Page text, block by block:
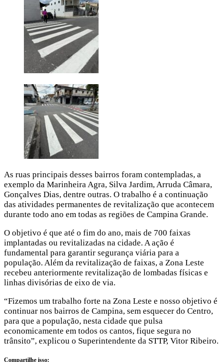
As ruas principais desses bairros foram contempladas, a
exemplo da Marinheira Agra, Silva Jardim, Arruda Câmara,
Gonçalves Dias, dentre outras. O trabalho é a continuação
das atividades permanentes de revitalização que acontecem
durante todo ano em todas as regiões de Campina Grande.
O objetivo é que até o fim do ano, mais de 700 faixas
implantadas ou revitalizadas na cidade. A ação é
fundamental para garantir segurança viária para a
população. Além da revitalização de faixas, a Zona Leste
recebeu anteriormente revitalização de lombadas físicas e
linhas divisórias de eixo de via.
“Fizemos um trabalho forte na Zona Leste e nosso objetivo é
continuar nos bairros de Campina, sem esquecer do Centro,
para que a população, nesta cidade que pulsa
economicamente em todos os cantos, fique segura no
trânsito”, explicou o Superintendente da STTP, Vitor Ribeiro.
Compartilhe isso: